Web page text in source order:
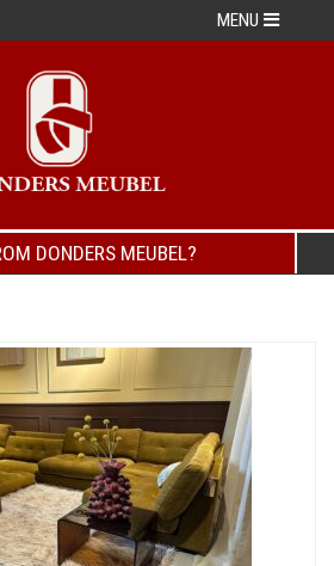
MENU
DONDERS MEUBEL?